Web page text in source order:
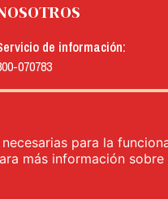
de información:
070783
para la
más información sobre